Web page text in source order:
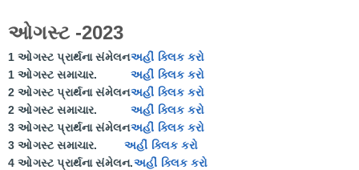
ઓગસ્ટ -2023
1 ઓગસ્ટ પ્રાર્થના સંમેલનઅહીં ક્લિક કરો
1 ઓગસ્ટ સમાચાર.
અહીં ક્લિક કરો
2 ઓગસ્ટ પ્રાર્થના સંમેલનઅહીં ક્લિક કરો
2 ઓગસ્ટ સમાચાર.
અહીં ક્લિક કરો
3 ઓગસ્ટ પ્રાર્થના સંમેલનઅહીં ક્લિક કરો
3 ઓગસ્ટ સમાચાર. અહીં ક્લિક કરો
4 ઓગસ્ટ પ્રાર્થના સંમેલન.અહીં ક્લિક કરો